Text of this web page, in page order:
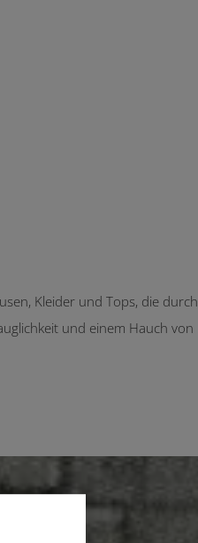
Kleider und Tops, die durch
und einem Hauch von